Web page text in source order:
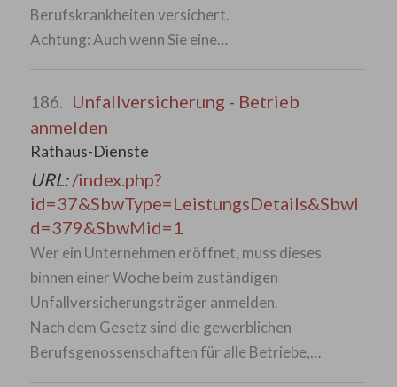
Berufskrankheiten versichert.
Achtung: Auch wenn Sie eine…
186. Unfallversicherung - Betrieb
anmelden
Rathaus-Dienste
URL:/index.php?
id=37&SbwType=LeistungsDetails&SbwI
d=379&SbwMid=1
Wer ein Unternehmen eröffnet, muss dieses
binnen einer Woche beim zuständigen
Unfallversicherungsträger anmelden.
Nach dem Gesetz sind die gewerblichen
Berufsgenossenschaften für alle Betriebe,…